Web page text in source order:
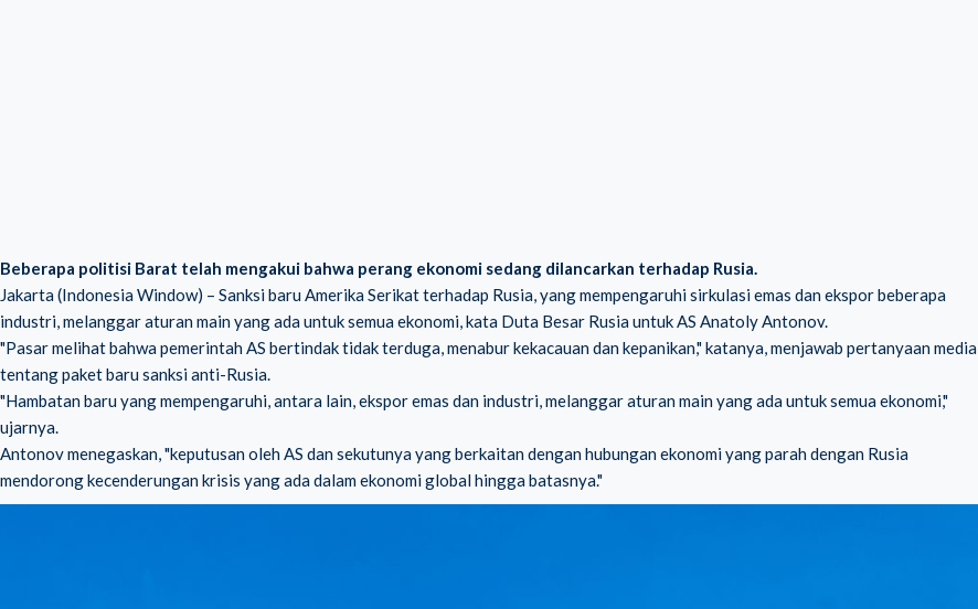
Beberapa politisi Barat telah mengakui bahwa perang ekonomi sedang dilancarkan terhadap Rusia.
Jakarta (Indonesia Window) – Sanksi baru Amerika Serikat terhadap Rusia, yang mempengaruhi sirkulasi emas dan ekspor beberapa
industri, melanggar aturan main yang ada untuk semua ekonomi, kata Duta Besar Rusia untuk AS Anatoly Antonov.
"Pasar melihat bahwa pemerintah AS bertindak tidak terduga, menabur kekacauan dan kepanikan," katanya, menjawab pertanyaan media
tentang paket baru sanksi anti-Rusia.
"Hambatan baru yang mempengaruhi, antara lain, ekspor emas dan industri, melanggar aturan main yang ada untuk semua ekonomi,"
ujarnya.
Antonov menegaskan, "keputusan oleh AS dan sekutunya yang berkaitan dengan hubungan ekonomi yang parah dengan Rusia
mendorong kecenderungan krisis yang ada dalam ekonomi global hingga batasnya."